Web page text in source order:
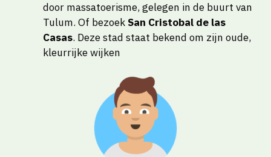
door massatoerisme, gelegen in de buurt van
Tulum. Of bezoekSan Cristobal de las
Casas. Deze stad staat bekend om zijn oude,
kleurrijke wijken